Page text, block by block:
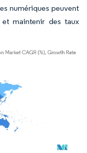
numériques peuvent
maintenir des taux